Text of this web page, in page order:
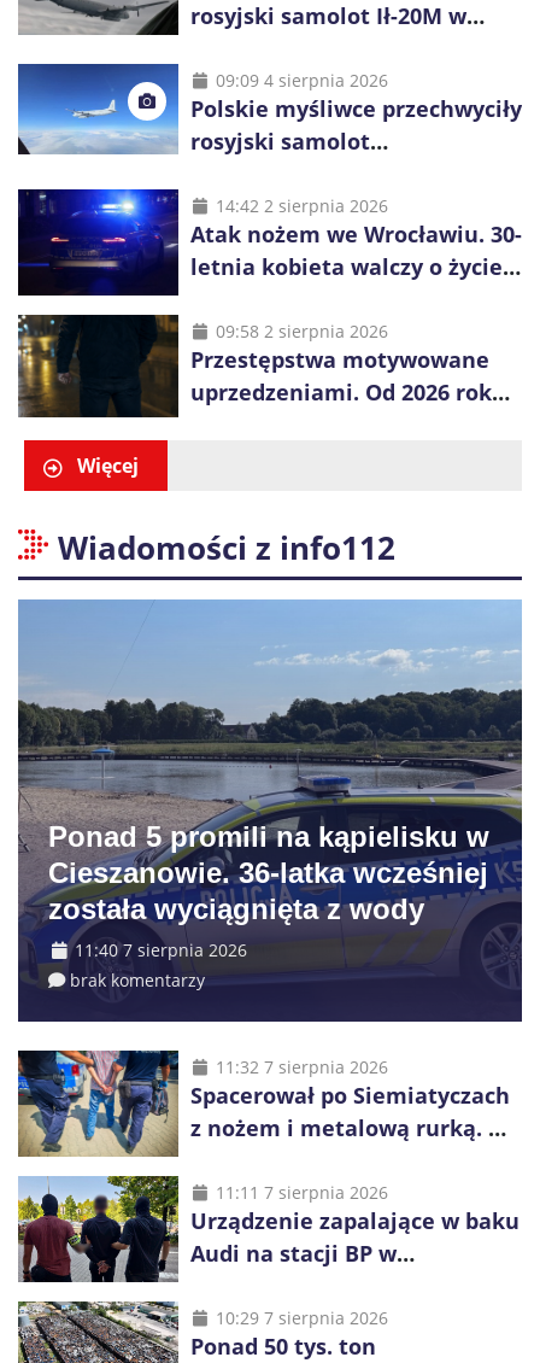
rosyjski samolot Ił-20M w
09:09 4 sierpnia 2026
Polskie myśliwce przechwyciły
rosyjski samolot
14:42 2 sierpnia 2026
Atak nożem we Wrocławiu. 30-
letnia kobieta walczy o życie,
obywatela Ukrainy
09:58 2 sierpnia 2026
Przestępstwa motywowane
uprzedzeniami. Od 2026 roku
Więcej
Wiadomości z info112
Ponad 5 promili na kąpielisku w
Cieszanowie. 36-latka wcześniej
została wyciągnięta z wody
11:40 7 sierpnia 2026
brak komentarzy
11:32 7 sierpnia 2026
Spacerował po Siemiatyczach
z nożem i metalową rurką. W
alkohol i perfumy
11:11 7 sierpnia 2026
Urządzenie zapalające w baku
Audi na stacji BP w
właściciela auta
10:29 7 sierpnia 2026
Ponad 50 tys. ton